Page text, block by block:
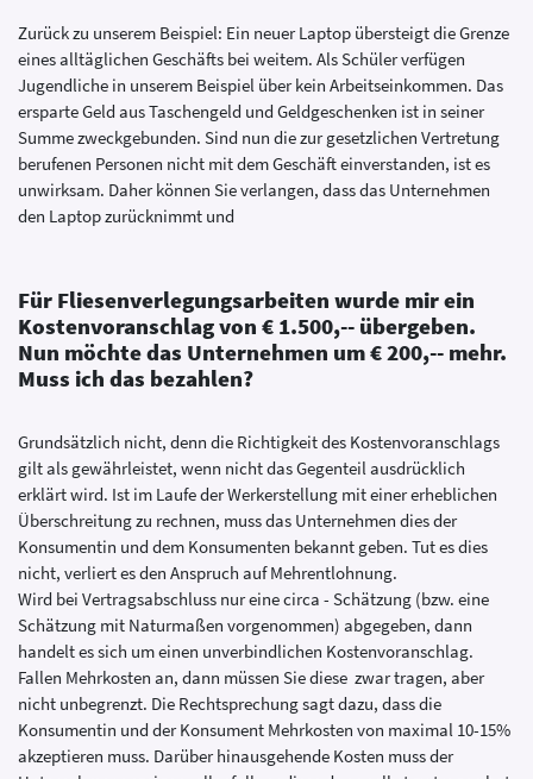
Zurück zu unserem Beispiel: Ein neuer Laptop übersteigt die Grenze
eines alltäglichen Geschäfts bei weitem. Als Schüler verfügen
Jugendliche in unserem Beispiel über kein Arbeitseinkommen. Das
ersparte Geld aus Taschengeld und Geldgeschenken ist in seiner
Summe zweckgebunden. Sind nun die zur gesetzlichen Vertretung
berufenen Personen nicht mit dem Geschäft einverstanden, ist es
unwirksam. Daher können Sie verlangen, dass das Unternehmen
den Laptop zurücknimmt und
Für Fliesenverlegungsarbeiten wurde mir ein
Kostenvoranschlag von € 1.500,-- übergeben.
Nun möchte das Unternehmen um € 200,-- mehr.
Muss ich das bezahlen?
Grundsätzlich nicht, denn die Richtigkeit des Kostenvoranschlags
gilt als gewährleistet, wenn nicht das Gegenteil ausdrücklich
erklärt wird. Ist im Laufe der Werkerstellung mit einer erheblichen
Überschreitung zu rechnen, muss das Unternehmen dies der
Konsumentin und dem Konsumenten bekannt geben. Tut es dies
nicht, verliert es den Anspruch auf Mehrentlohnung.
Wird bei Vertragsabschluss nur eine circa - Schätzung (bzw. eine
Schätzung mit Naturmaßen vorgenommen) abgegeben, dann
handelt es sich um einen unverbindlichen Kostenvoranschlag.
Fallen Mehrkosten an, dann müssen Sie diese zwar tragen, aber
nicht unbegrenzt. Die Rechtsprechung sagt dazu, dass die
Konsumentin und der Konsument Mehrkosten von maximal 10-15%
akzeptieren muss. Darüber hinausgehende Kosten muss der